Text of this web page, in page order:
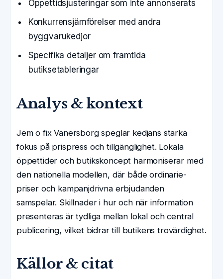
Öppettidsjusteringar som inte annonserats
Konkurrensjämförelser med andra
byggvarukedjor
Specifika detaljer om framtida
butiksetableringar
Analys & kontext
Jem o fix Vänersborg speglar kedjans starka
fokus på prispress och tillgänglighet. Lokala
öppettider och butikskoncept harmoniserar med
den nationella modellen, där både ordinarie-
priser och kampanjdrivna erbjudanden
samspelar. Skillnader i hur och när information
presenteras är tydliga mellan lokal och central
publicering, vilket bidrar till butikens trovärdighet.
Källor & citat